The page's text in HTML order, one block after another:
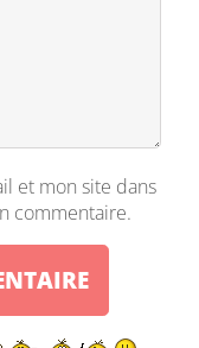
et mon site dans
commentaire.